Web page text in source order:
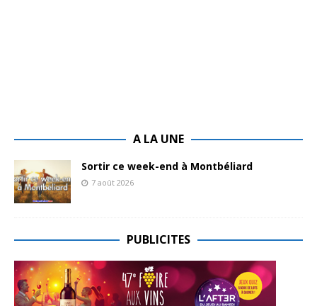
A LA UNE
Sortir ce week-end à Montbéliard
7 août 2026
PUBLICITES